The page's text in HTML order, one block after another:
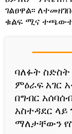
ገልፀዋል፡፡
ቁልፍ ሚና
ባለፉት
ምዕራፍ አገር
በግብር
አስተዳደር
ማለታቸውን